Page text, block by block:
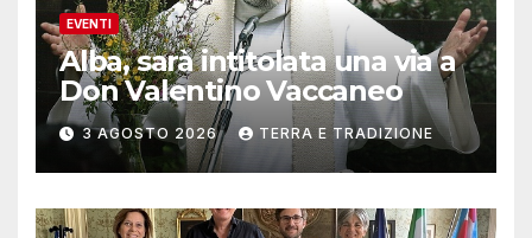
EVENTI
Alba, sarà intitolata una via a
Don Valentino Vaccaneo
3 AGOSTO 2026 TERRA E TRADIZIONE